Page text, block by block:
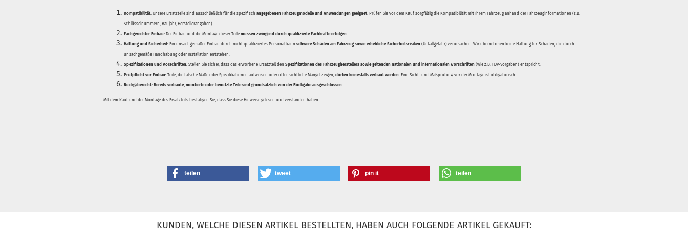
Kompatibilität: Unsere Ersatzteile sind ausschließlich für die spezifisch angegebenen Fahrzeugmodelle und Anwendungen geeignet. Prüfen Sie vor dem Kauf sorgfältig die Kompatibilität mit Ihrem Fahrzeug anhand der Fahrzeuginformationen (z.B.
Schlüsselnummern, Baujahr, Herstellerangaben).
Fachgerechter Einbau: Der Einbau und die Montage dieser Teile müssen zwingend durch qualifizierte Fachkräfte erfolgen.
Haftung und Sicherheit: Ein unsachgemäßer Einbau durch nicht qualifiziertes Personal kann schwere Schäden am Fahrzeug sowie erhebliche Sicherheitsrisiken (Unfallgefahr) verursachen. Wir übernehmen keine Haftung für Schäden, die durch
unsachgemäße Handhabung oder Installation entstehen.
Spezifikationen und Vorschriften: Stellen Sie sicher, dass das erworbene Ersatzteil den Spezifikationen des Fahrzeugherstellers sowie geltenden nationalen und internationalen Vorschriften (wie z.B. TÜV-Vorgaben) entspricht.
Prüfpflicht vor Einbau: Teile, die falsche Maße oder Spezifikationen aufweisen oder offensichtliche Mängel zeigen, dürfen keinesfalls verbaut werden. Eine Sicht- und Maßprüfung vor der Montage ist obligatorisch.
Rückgaberecht: Bereits verbaute, montierte oder benutzte Teile sind grundsätzlich von der Rückgabe ausgeschlossen.
Mit dem Kauf und der Montage des Ersatzteils bestätigen Sie, dass Sie diese Hinweise gelesen und verstanden haben
teilen tweet pin it teilen
KUNDEN, WELCHE DIESEN ARTIKEL BESTELLTEN, HABEN AUCH FOLGENDE ARTIKEL GEKAUFT: